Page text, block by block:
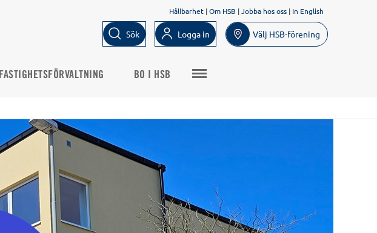
Hållbarhet |Om HSB |Jobba hos oss | In English
Sök Logga in Välj HSB-förening
FASTIGHETSFÖRVALTNING BO I HSB